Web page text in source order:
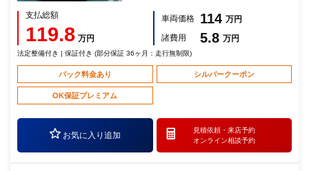
支払総額
119.8 万円
車両価格 114 万円
諸費用
5.8 万円
法定整備付き | 保証付き (部分保証 36ヶ月：走行無制限)
パック料金あり シルバークーポン
OK保証プレミアム
お気に入り追加
見積依頼・ 来店予約
オンライン相談予約